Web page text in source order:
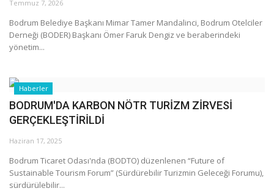
Temmuz 7, 2026
Bodrum Belediye Başkanı Mimar Tamer Mandalinci, Bodrum Otelciler
Derneği (BODER) Başkanı Ömer Faruk Dengiz ve beraberindeki
yönetim...
Haberler
BODRUM'DA KARBON NÖTR TURİZM ZİRVESİ
GERÇEKLEŞTİRİLDİ
Haziran 17, 2025
Bodrum Ticaret Odası'nda (BODTO) düzenlenen “Future of
Sustainable Tourism Forum” (Sürdürebilir Turizmin Geleceği Forumu),
sürdürülebilir...